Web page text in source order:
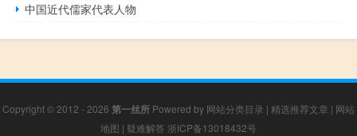
中国近代儒家代表人物
Copyright © 2012 - 2026 第一丝所 Powered by 网站分类目录 | 精选推荐文章 | 网站
地图 | 疑难解答 浙ICP备13018432号